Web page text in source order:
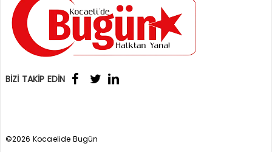
BİZİ TAKİP EDİN
©2026 Kocaelide Bugün